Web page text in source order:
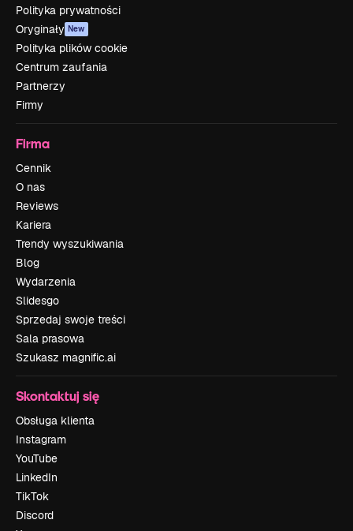
Polityka prywatności
Oryginały New
Polityka plików cookie
Centrum zaufania
Partnerzy
Firmy
Firma
Cennik
O nas
Reviews
Kariera
Trendy wyszukiwania
Blog
Wydarzenia
Slidesgo
Sprzedaj swoje treści
Sala prasowa
Szukasz magnific.ai
Skontaktuj się
Obsługa klienta
Instagram
YouTube
LinkedIn
TikTok
Discord